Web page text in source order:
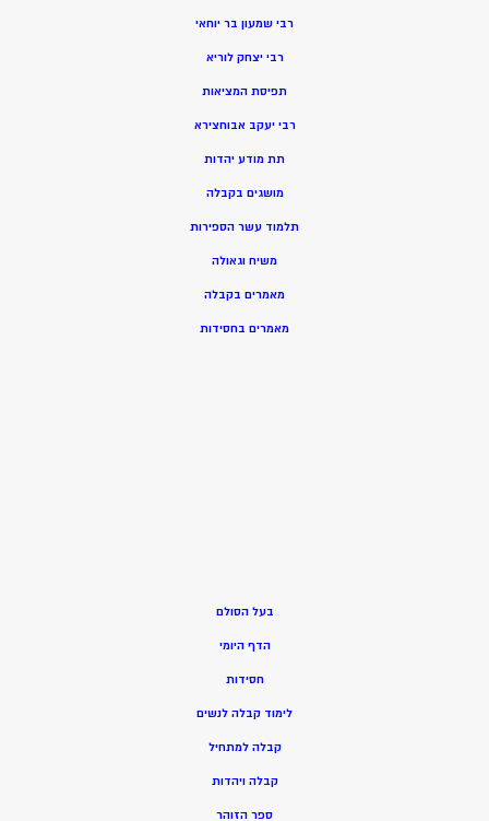
רבי שמעון בר יוחאי
רבי יצחק לוריא
תפיסת המציאות
רבי יעקב אבוחצירא
תת מודע יהדות
מושגים בקבלה
תלמוד עשר הספירות
משיח וגאולה
מאמרים בקבלה
מאמרים בחסידות
בעל הסולם
הדף היומי
חסידות
לימוד קבלה לנשים
קבלה למתחיל
קבלה ויהדות
ספר הזוהר